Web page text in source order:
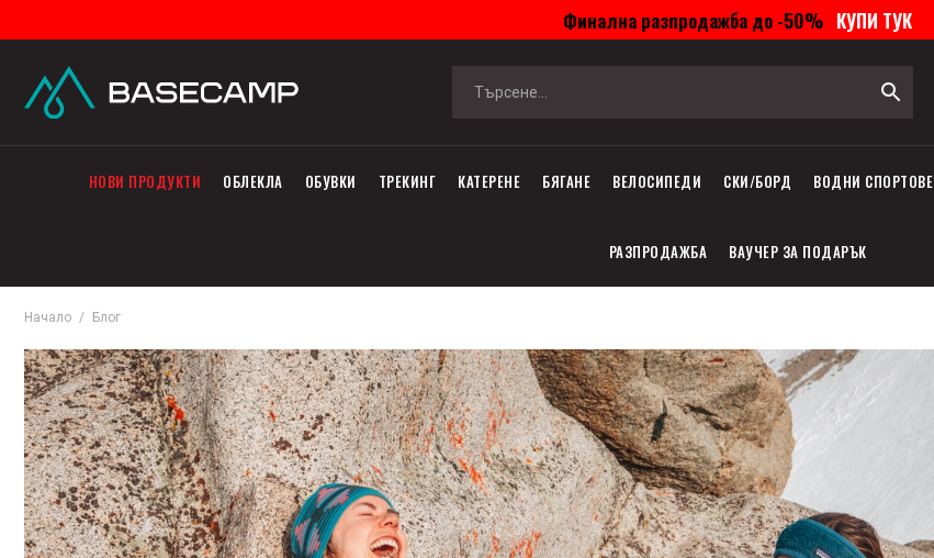
Финална разпродажба до -50% КУПИ ТУК
НОВИ ПРОДУКТИ ОБЛЕКЛА ОБУВКИ ТРЕКИНГ КАТЕРЕНЕ БЯГАНЕ ВЕЛОСИПЕДИ СКИ/БОРД ВОДНИ СПОРТОВЕ
РАЗПРОДАЖБА ВАУЧЕР ЗА ПОДАРЪК
Начало Блог